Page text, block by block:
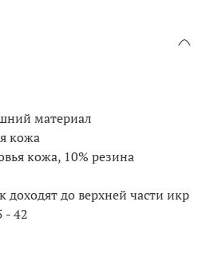
материал
кожа
кожа, 10% резина
до верхней части икр
- 42